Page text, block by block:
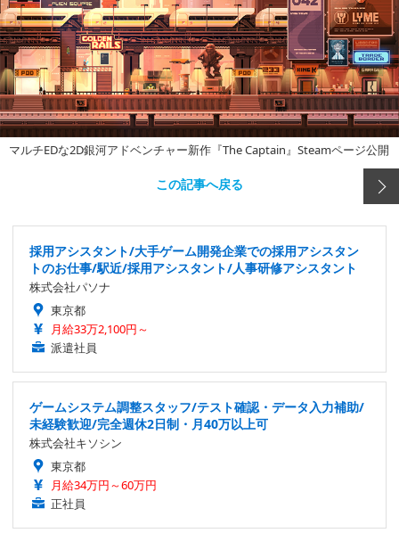
マルチEDな2D銀河アドベンチャー新作『The Captain』Steamページ公開
この記事へ戻る
採用アシスタント/大手ゲーム開発企業での採用アシスタン
トのお仕事/駅近/採用アシスタント/人事研修アシスタント
株式会社パソナ
東京都
月給33万2,100円～
派遣社員
ゲームシステム調整スタッフ/テスト確認・データ入力補助/
未経験歓迎/完全週休2日制・月40万以上可
株式会社キソシン
東京都
月給34万円～60万円
正社員